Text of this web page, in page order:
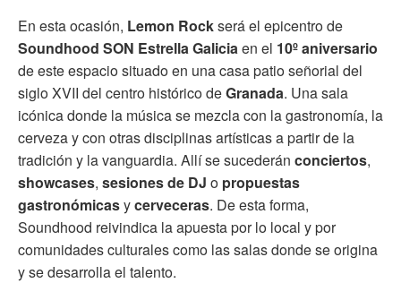
En esta ocasión, Lemon Rockserá el epicentro de
Soundhood SON Estrella Galiciaen el 10º aniversario
de este espacio situado en una casa patio señorial del
siglo XVII del centro histórico deGranada. Una sala
icónica donde la música se mezcla con la gastronomía, la
cerveza y con otras disciplinas artísticas a partir de la
tradición y la vanguardia. Allí se sucederán conciertos,
showcases, sesiones de DJ o propuestas
gastronómicasycerveceras. De esta forma,
Soundhood reivindica la apuesta por lo local y por
comunidades culturales como las salas donde se origina
y se desarrolla el talento.